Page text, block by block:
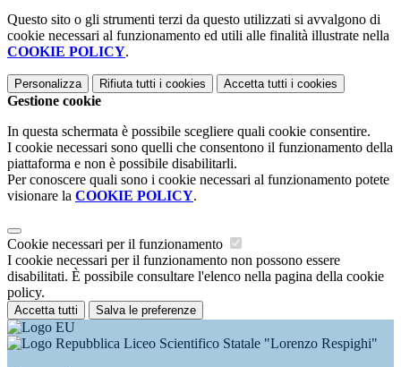
Questo sito o gli strumenti terzi da questo utilizzati si avvalgono di
cookie necessari al funzionamento ed utili alle finalità illustrate nella
COOKIE POLICY.
Personalizza Rifiuta tutti i cookies Accetta tutti i cookies
Gestione cookie
In questa schermata è possibile scegliere quali cookie consentire.
I cookie necessari sono quelli che consentono il funzionamento della
piattaforma e non è possibile disabilitarli.
Per conoscere quali sono i cookie necessari al funzionamento potete
visionare la COOKIE POLICY.
Cookie necessari per il funzionamento
I cookie necessari per il funzionamento non possono essere
disabilitati. È possibile consultare l'elenco nella pagina della cookie
policy.
Accetta tutti Salva le preferenze
Liceo Scientifico Statale "Lorenzo Respighi"